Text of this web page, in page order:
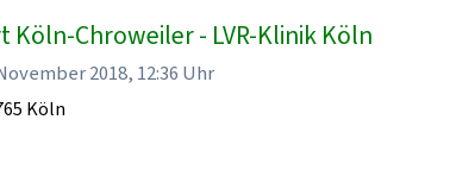
Köln-Chroweiler - LVR-Klinik Köln
2018, 12:36 Uhr
Köln